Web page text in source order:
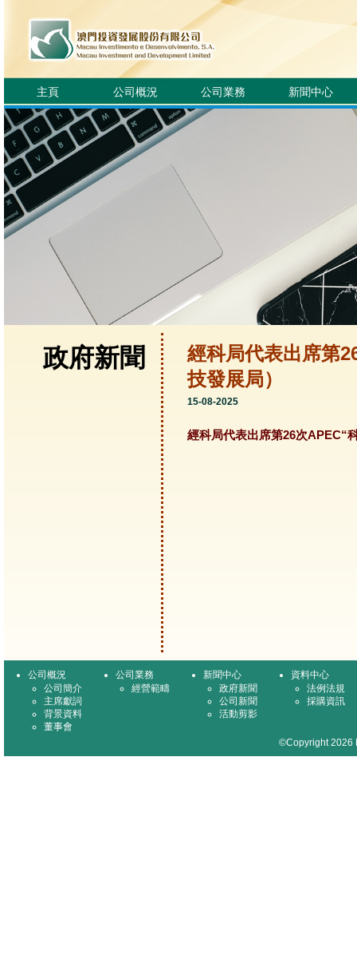
主頁 公司概況 公司業務 新聞中心
政府新聞
經科局代表出席第
技發展局）
15-08-2025
經科局代表出席第26次APEC“
公司概況
公司簡介
主席獻詞
背景資料
董事會
公司業務
經營範疇
新聞中心
政府新聞
公司新聞
活動剪影
資料中心
法例法規
採購資訊
©Copyright 2026